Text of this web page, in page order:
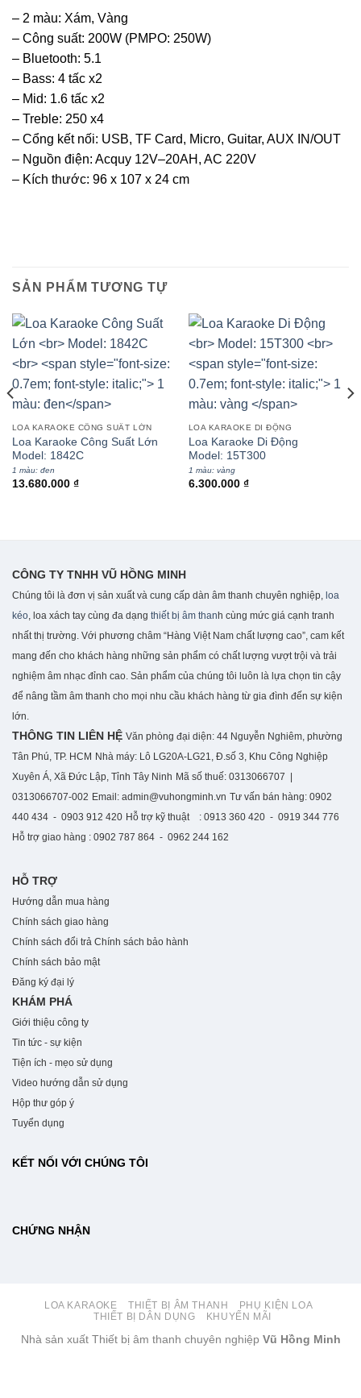
– 2 màu: Xám, Vàng
– Công suất: 200W (PMPO: 250W)
– Bluetooth: 5.1
– Bass: 4 tấc x2
– Mid: 1.6 tấc x2
– Treble: 250 x4
– Cổng kết nối: USB, TF Card, Micro, Guitar, AUX IN/OUT
– Nguồn điện: Acquy 12V–20AH, AC 220V
– Kích thước: 96 x 107 x 24 cm
SẢN PHẨM TƯƠNG TỰ
LOA KARAOKE CÔNG SUẤT LỚN
Loa Karaoke Công Suất Lớn
Model: 1842C
1 màu: đen
13.680.000 ₫
LOA KARAOKE DI ĐỘNG
Loa Karaoke Di Động
Model: 15T300
1 màu: vàng
6.300.000 ₫
CÔNG TY TNHH VŨ HỒNG MINH
Chúng tôi là đơn vị sản xuất và cung cấp dàn âm thanh chuyên nghiệp, loa
kéo, loa xách tay cùng đa dạng thiết bị âm than h cùng mức giá cạnh tranh
nhất thị trường. Với phương châm “Hàng Việt Nam chất lượng cao”, cam kết
mang đến cho khách hàng những sản phẩm có chất lượng vượt trội và trải
nghiệm âm nhạc đỉnh cao. Sản phẩm của chúng tôi luôn là lựa chọn tin cậy
để nâng tầm âm thanh cho mọi nhu cầu khách hàng từ gia đình đến sự kiện
lớn.
THÔNG TIN LIÊN HỆ Văn phòng đại diện: 44 Nguyễn Nghiêm, phường
Tân Phú, TP. HCM Nhà máy: Lô LG20A-LG21, Đ.số 3, Khu Công Nghiệp
Xuyên Á, Xã Đức Lập, Tỉnh Tây Ninh Mã số thuế: 0313066707 |
0313066707-002 Email: admin@vuhongminh.vn Tư vấn bán hàng: 0902
440 434 - 0903 912 420 Hỗ trợ kỹ thuật : 0913 360 420 - 0919 344 776
Hỗ trợ giao hàng : 0902 787 864 - 0962 244 162
HỖ TRỢ
Hướng dẫn mua hàng
Chính sách giao hàng
Chính sách đổi trả Chính sách bảo hành
Chính sách bảo mật
Đăng ký đại lý
KHÁM PHÁ
Giới thiệu công ty
Tin tức - sự kiện
Tiện ích - mẹo sử dụng
Video hướng dẫn sử dụng
Hộp thư góp ý
Tuyển dụng
KẾT NỐI VỚI CHÚNG TÔI
CHỨNG NHẬN
LOA KARAOKE THIẾT BỊ ÂM THANH
PHỤ KIỆN LOA
THIẾT BỊ DÂN DỤNG
KHUYẾN MÃI
Nhà sản xuất Thiết bị âm thanh chuyên nghiệp Vũ Hồng Minh